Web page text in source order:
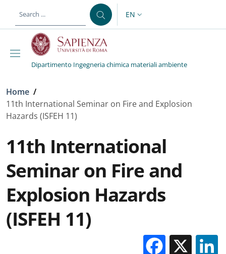
LANGUAGE SWITCHER:
EN
Dipartimento Ingegneria chimica materiali ambiente
Breadcrumb
Home /
11th International Seminar on Fire and Explosion
Hazards (ISFEH 11)
11th International
Seminar on Fire and
Explosion Hazards
(ISFEH 11)
X